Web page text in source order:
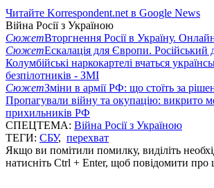
Читайте Korrespondent.net в Google News
Війна Росії з Україною
СюжетВторгнення Росії в Україну.
СюжетЕскалація для Європи.
Колумбійські наркокартелі вчаться
безпілотників - ЗМІ
СюжетЗміни в армії РФ: що стоїть за
Пропагували війну та окупацію: викрито
прихильників РФ
СПЕЦТЕМА: Війна Росії з Україною
ТЕГИ: СБУ, перехват
Якщо ви помітили помилку, виділіть
натисніть Ctrl + Enter, щоб повідомити про